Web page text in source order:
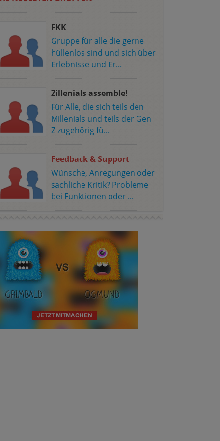
FKK
Gruppe für alle die gerne
hüllenlos sind und sich über
Erlebnisse und Er...
Zillenials assemble!
Für Alle, die sich teils den
Millenials und teils der Gen
Z zugehörig fü...
Feedback & Support
Wünsche, Anregungen oder
sachliche Kritik? Probleme
bei Funktionen oder ...